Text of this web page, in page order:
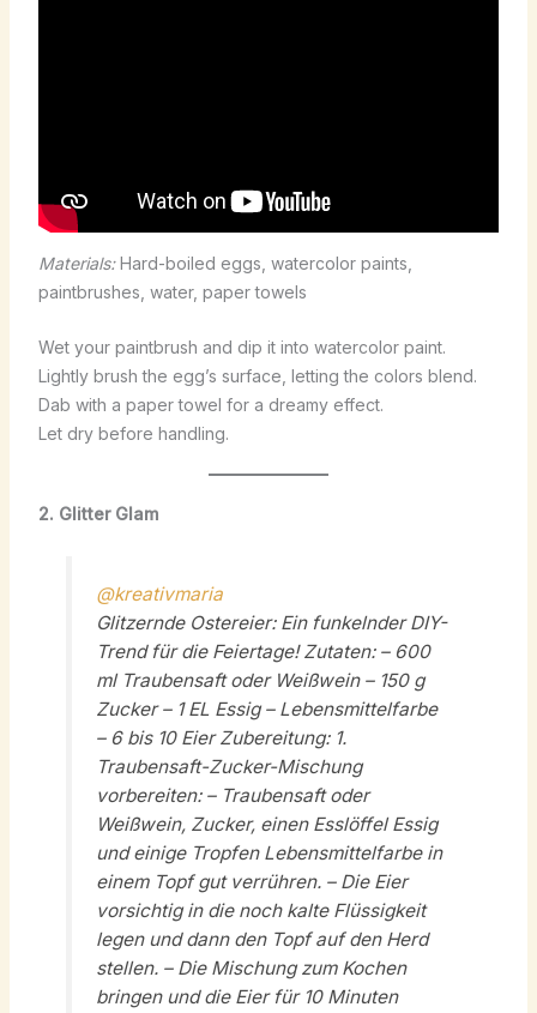
Materials:Hard-boiled eggs, watercolor paints,
paintbrushes, water, paper towels
Wet your paintbrush and dip it into watercolor paint.
Lightly brush the egg’s surface, letting the colors blend.
Dab with a paper towel for a dreamy effect.
Let dry before handling.
2. Glitter Glam
@kreativmaria
Glitzernde Ostereier: Ein funkelnder DIY-
Trend für die Feiertage! Zutaten: – 600
ml Traubensaft oder Weißwein – 150 g
Zucker – 1 EL Essig – Lebensmittelfarbe
– 6 bis 10 Eier Zubereitung: 1.
Traubensaft-Zucker-Mischung
vorbereiten: – Traubensaft oder
Weißwein, Zucker, einen Esslöffel Essig
und einige Tropfen Lebensmittelfarbe in
einem Topf gut verrühren. – Die Eier
vorsichtig in die noch kalte Flüssigkeit
legen und dann den Topf auf den Herd
stellen. – Die Mischung zum Kochen
bringen und die Eier für 10 Minuten